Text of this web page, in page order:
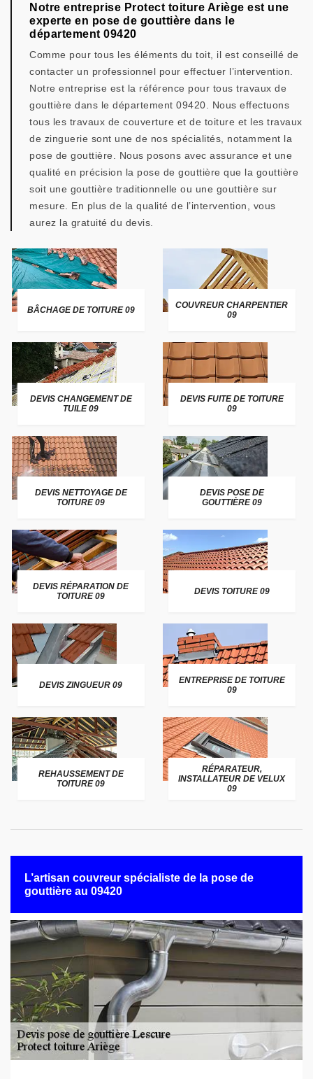
Notre entreprise Protect toiture Ariège est une
experte en pose de gouttière dans le
département 09420
Comme pour tous les éléments du toit, il est conseillé de
contacter un professionnel pour effectuer l’intervention.
Notre entreprise est la référence pour tous travaux de
gouttière dans le département 09420. Nous effectuons
tous les travaux de couverture et de toiture et les travaux
de zinguerie sont une de nos spécialités, notamment la
pose de gouttière. Nous posons avec assurance et une
qualité en précision la pose de gouttière que la gouttière
soit une gouttière traditionnelle ou une gouttière sur
mesure. En plus de la qualité de l’intervention, vous
aurez la gratuité du devis.
BÂCHAGE DE TOITURE 09
COUVREUR CHARPENTIER
09
DEVIS CHANGEMENT DE
TUILE 09
DEVIS FUITE DE TOITURE
09
DEVIS NETTOYAGE DE
TOITURE 09
DEVIS POSE DE
GOUTTIÈRE 09
DEVIS RÉPARATION DE
TOITURE 09
DEVIS TOITURE 09
DEVIS ZINGUEUR 09
ENTREPRISE DE TOITURE
09
REHAUSSEMENT DE
TOITURE 09
RÉPARATEUR,
INSTALLATEUR DE VELUX
09
L’artisan couvreur spécialiste de la pose de
gouttière au 09420